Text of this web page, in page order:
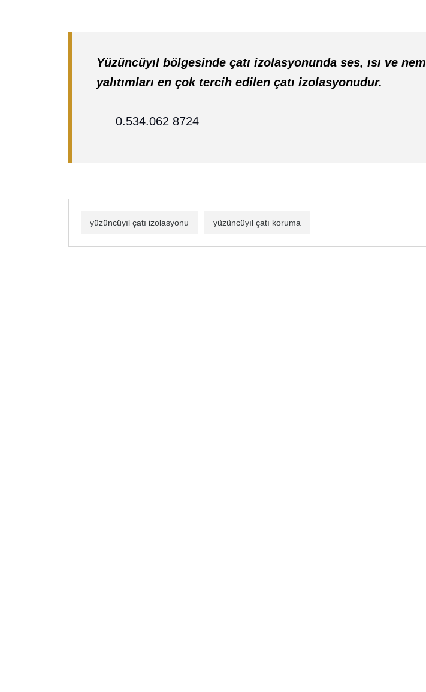
Yüzüncüyıl bölgesinde çatı izolasyonunda ses, ısı ve nem
yalıtımları en çok tercih edilen çatı izolasyonudur.
0.534.062 8724
yüzüncüyıl çatı izolasyonu yüzüncüyıl çatı koruma